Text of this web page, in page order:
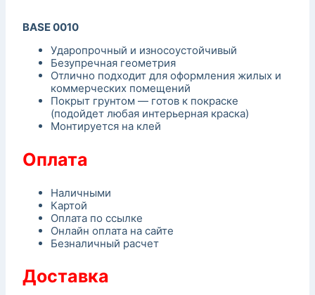
BASE 0010
Ударопрочный и износоустойчивый
Безупречная геометрия
Отлично подходит для оформления жилых и
коммерческих помещений
Покрыт грунтом — готов к покраске
(подойдет любая интерьерная краска)
Монтируется на клей
Оплата
Наличными
Картой
Оплата по ссылке
Онлайн оплата на сайте
Безналичный расчет
Доставка